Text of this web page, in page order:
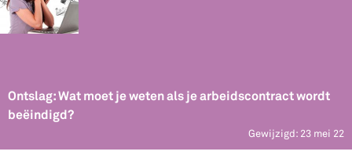
Ontslag: Wat moet je weten als je arbeidscontract wordt
beëindigd?
Gewijzigd: 23 mei 22